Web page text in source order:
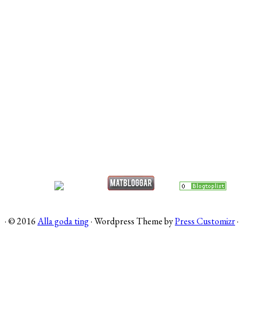
·© 2016Alla goda ting·Wordpress Theme byPress Customizr·